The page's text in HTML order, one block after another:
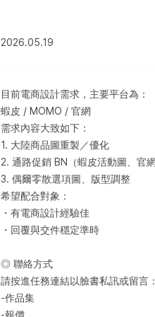
2026.05.19
目前電商設計需求，主要平台為：
蝦皮 / MOMO / 官網
需求內容大致如下：
1. 大陸商品圖重製／優化
2. 通路促銷 BN（蝦皮活動圖、官
3. 偶爾零散選項圖、版型調整
希望配合對象：
・有電商設計經驗佳
・回覆與交件穩定準時
◎ 聯絡方式
請按進任務連結以臉書私訊或留言：
-作品集
-報價